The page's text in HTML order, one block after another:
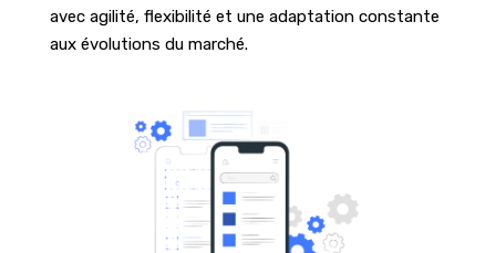
avec agilité, flexibilité et une adaptation constante
aux évolutions du marché.